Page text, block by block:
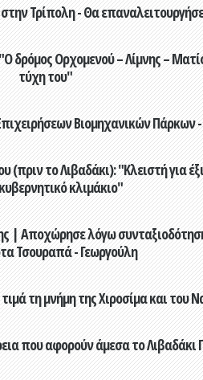
Τρίπολη - Θα
Ορχομενού – Λίμνης –
τύχη του"
Βιομηχανικών Πάρκων -
(πριν το Λιβαδάκι): "Κλειστή για
κλιμάκιο"
| Αποχώρησε λόγω
Τσουραπά - Γεωργούλη
τη μνήμη της Χιροσίμα και του
που αφορούν άμεσα το Λιβαδάκι